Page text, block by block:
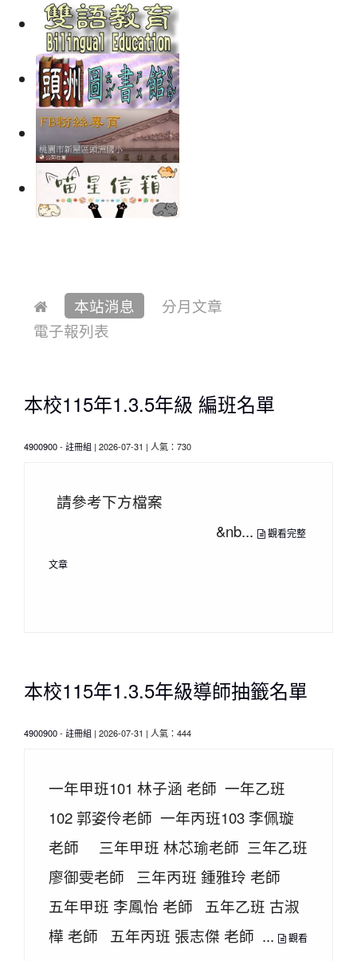
本站消息
分月文章
電子報列表
本校115年1.3.5年級 編班名單
4900900- 註冊組 | 2026-07-31 | 人氣：730
請參考下方檔案
&nb...
觀看完整
文章
本校115年1.3.5年級導師抽籤名單
4900900- 註冊組 | 2026-07-31 | 人氣：444
一年甲班101 林子涵 老師 一年乙班
102 郭姿伶老師 一年丙班103 李佩璇
老師 三年甲班 林芯瑜老師 三年乙班
廖御雯老師 三年丙班 鍾雅玲 老師
五年甲班 李鳳怡 老師 五年乙班 古淑
樺 老師 五年丙班 張志傑 老師 ...
觀看